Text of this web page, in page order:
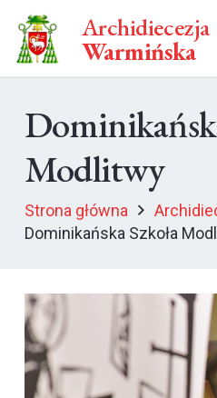
Archidiecezja
Warmińska
Modlitwy
Strona główna
Dominikańska Szkoła